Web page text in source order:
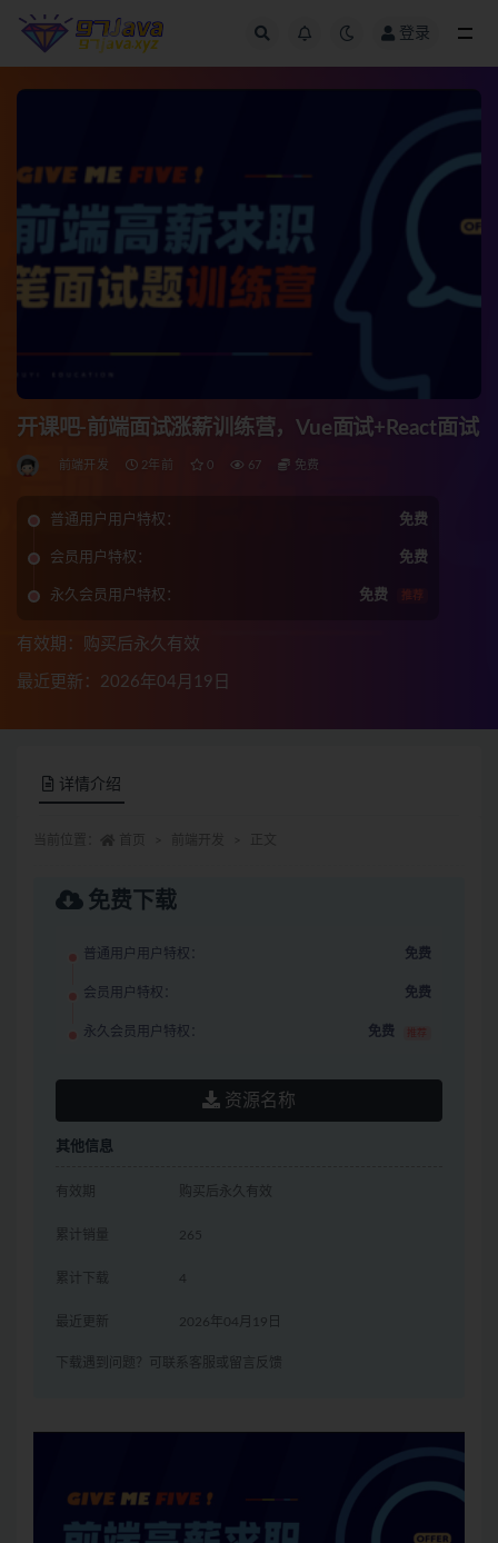
登录
开课吧-前端面试涨薪训练营，Vue面试+React面试
前端开发 2年前 0 67 免费
普通用户用户特权： 免费
会员用户特权： 免费
永久会员用户特权： 免费 推荐
有效期：购买后永久有效
最近更新：2026年04月19日
详情介绍
免费下载
普通用户用户特权： 免费
会员用户特权： 免费
永久会员用户特权： 免费 推荐
资源名称
其他信息
有效期 购买后永久有效
累计销量 265
累计下载 4
最近更新 2026年04月19日
下载遇到问题？可联系客服或留言反馈